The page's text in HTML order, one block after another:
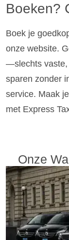
Boeken?
Boek je
onze website.
—slechts vaste,
sparen zonder
service. Maak
met Express
Onze